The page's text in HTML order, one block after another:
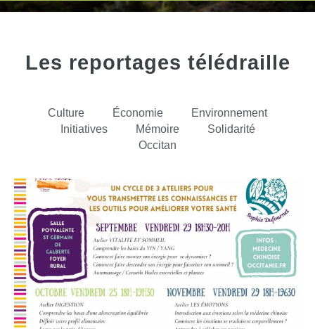
Les reportages télédraille
Culture Économie
Environnement
Initiatives
Mémoire
Solidarité
Occitan